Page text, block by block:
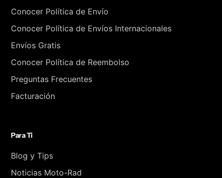
Conocer Política de Envío
Conocer Política de Envíos Internacionales
Envíos Gratis
Conocer Política de Reembolso
Preguntas Frecuentes
Facturación
Para Ti
Blog y Tips
Noticias Moto-Rad